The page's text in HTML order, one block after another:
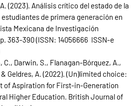
(2023). Análisis crítico del estado de la
de primera generación en
Mexicana de Investigación
363-390 (ISSN: 14056666 ISSN-e
C., Darwin, S., Flanagan-Bórquez, A.,
Geldres, A. (2022). (Un)limited choice:
of Aspiration for First-in-Generation
Higher Education. British Journal of